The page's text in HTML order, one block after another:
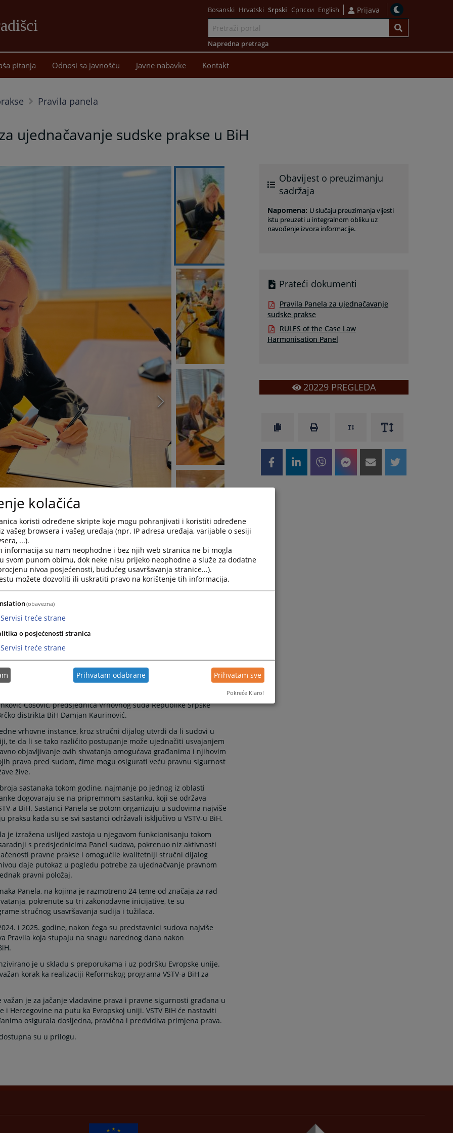
sadržaj
Bosanski Hrvatski Srpski Српски English Prijava
Napredna pretraga
pitanja Odnosi sa javnošću Javne nabavke Kontakt
Pravila panela
ujednačavanje sudske prakse u BiH
sudskog i tužilačkog vijeća Bosne i Hercegovine (VSTV
sudske prakse, čime je uspostavljen novi koncept
sudske prakse na nivou cijele Bosne i Hercegovine.
Butigan, v.d. predsjednica Suda BiH Minka Kreho,
Ćosović, predsjednica Vrhovnog suda Republike Srpske
distrikta BiH Damjan Kaurinović.
vrhovne instance, kroz stručni dijalog utvrdi da li sudovi u
te da li se tako različito postupanje može ujednačiti usvajanjem
objavljivanje ovih shvatanja omogućava građanima i njihovim
prava pred sudom, čime mogu osigurati veću pravnu sigurnost
žive.
sastanaka tokom godine, najmanje po jednog iz oblasti
dogovaraju se na pripremnom sastanku, koji se održava
a BiH. Sastanci Panela se potom organizuju u sudovima najviše
kada su se svi sastanci održavali isključivo u VSTV-u BiH.
je izražena uslijed zastoja u njegovom funkcionisanju tokom
s predsjednicima Panel sudova, pokrenuo niz aktivnosti
pravne prakse i omogućile kvalitetniji stručni dijalog
daje putokaz u pogledu potrebe za ujednačvanje pravnom
pravni položaj.
Panela, na kojima je razmotreno 24 teme od značaja za rad
pokrenute su tri zakonodavne inicijative, te su
stručnog usavršavanja sudija i tužilaca.
i 2025. godine, nakon čega su predstavnici sudova najviše
Pravila koja stupaju na snagu narednog dana nakon
je u skladu s preporukama i uz podršku Evropske unije.
korak ka realizaciji Reformskog programa VSTV-a BiH za
je za jačanje vladavine prava i pravne sigurnosti građana u
Hercegovine na putu ka Evropskoj uniji. VSTV BiH će nastaviti
osigurala dosljedna, pravična i predvidiva primjena prava.
su u prilogu.
Obavijest o preuzimanju
sadržaja
Napomena: U slučaju preuzimanja vijesti
istu preuzeti u integralnom obliku uz
navođenje izvora informacije.
Prateći dokumenti
Pravila Panela za ujednačavanje
sudske prakse
RULES of the Case Law
Harmonisation Panel
20229PREGLEDA
kolačića
koristi određene skripte koje mogu pohranjivati i koristiti određene
vašeg browsera i vašeg uređaja (npr. IP adresa uređaja, varijable o sesiji
...).
informacija su nam neophodne i bez njih web stranica ne bi mogla
svom punom obimu, dok neke nisu prijeko neophodne a služe za dodatne
nivoa posjećenosti, budućeg usavršavanja stranice...).
možete dozvoliti ili uskratiti pravo na korištenje tih informacija.
(obavezna)
Servisi treće strane
o posjećenosti stranica
Servisi treće strane
Prihvatam odabrane Prihvatam sve
Pokreće Klaro!